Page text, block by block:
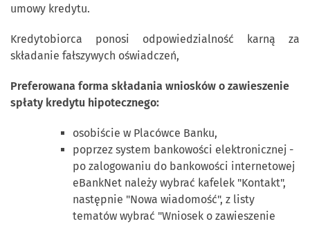
umowy kredytu.
Kredytobiorca ponosi odpowiedzialność karną za
składanie fałszywych oświadczeń,
Preferowana forma składania wniosków o zawieszenie
spłaty kredytu hipotecznego:
osobiście w Placówce Banku,
poprzez system bankowości elektronicznej -
po zalogowaniu do bankowości internetowej
eBankNet należy wybrać kafelek "Kontakt",
następnie "Nowa wiadomość", z listy
tematów wybrać "Wniosek o zawieszenie